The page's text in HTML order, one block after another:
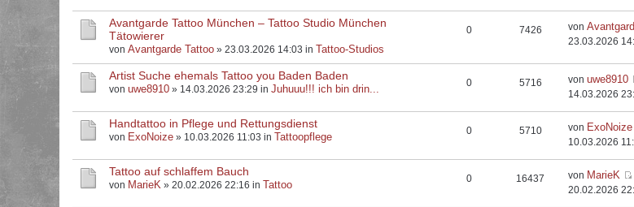
Avantgarde Tattoo München – Tattoo Studio München
Tätowierer
von Avantgarde Tattoo » 23.03.2026 14:03 in Tattoo-Studios
0 7426 von
23.03.2026
Artist Suche ehemals Tattoo you Baden Baden
von uwe8910 » 14.03.2026 23:29 in Juhuuu!!! ich bin drin... 0 5716 vonuwe8910
14.03.2026
Handtattoo in Pflege und Rettungsdienst
von ExoNoize » 10.03.2026 11:03 in Tattoopflege 0 5710 von ExoNoize
10.03.2026
Tattoo auf schlaffem Bauch
von MarieK » 20.02.2026 22:16 in Tattoo 0 16437 von MarieK
20.02.2026